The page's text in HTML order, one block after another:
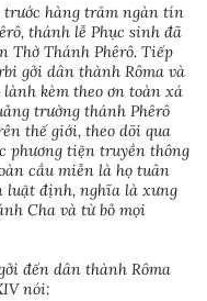
trước hàng trăm ngàn tín
thánh lễ Phục sinh đã
Thờ Thánh Phêrô. Tiếp
gởi dân thành Rôma và
kèm theo ơn toàn xá
trường thánh Phêrô
thế giới, theo dõi qua
phương tiện truyền thông
cầu miễn là họ tuân
luật định, nghĩa là xưng
Cha và từ bỏ mọi
đến dân thành Rôma
nói: